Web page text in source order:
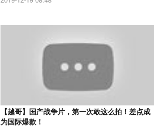
【越哥】国产战争片，第一次敢这么拍！差点成
为国际爆款！